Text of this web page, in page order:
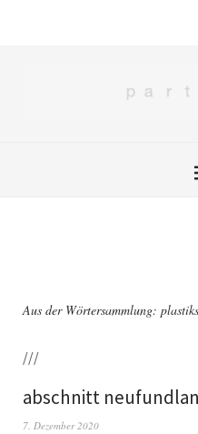
Aus der Wörtersammlung:
///
abschnitt
7. Dezember 2020